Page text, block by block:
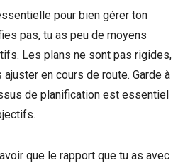
pour bien gérer ton
pas, tu as peu de moyens
Les plans ne sont pas rigides,
en cours de route. Garde à
de planification est essentiel
que le rapport que tu as avec